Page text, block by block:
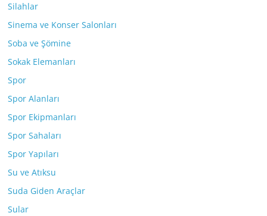
Silahlar
Sinema ve Konser Salonları
Soba ve Şömine
Sokak Elemanları
Spor
Spor Alanları
Spor Ekipmanları
Spor Sahaları
Spor Yapıları
Su ve Atıksu
Suda Giden Araçlar
Sular